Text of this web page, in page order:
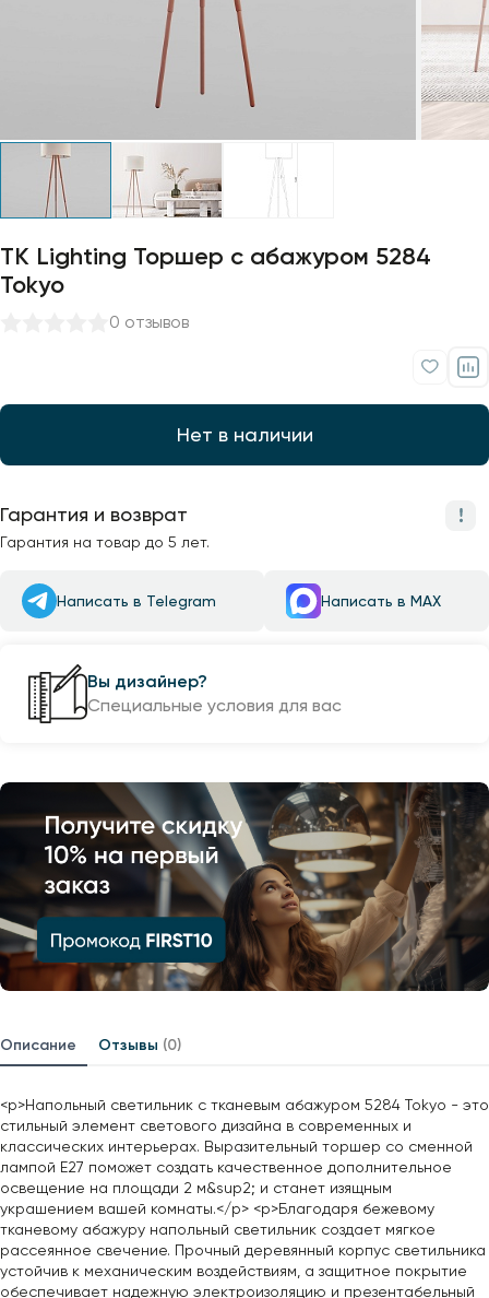
TK Lighting Торшер с абажуром 5284
Tokyo
0 отзывов
Нет в наличии
Гарантия и возврат
Гарантия на товар до 5 лет.
Написать в Telegram Написать в MAX
Вы дизайнер?
Специальные условия для вас
Описание Отзывы (0)
<p>Напольный светильник с тканевым абажуром 5284 Tokyo - это
стильный элемент светового дизайна в современных и
классических интерьерах. Выразительный торшер со сменной
лампой E27 поможет создать качественное дополнительное
освещение на площади 2 м&sup2; и станет изящным
украшением вашей комнаты.</p> <p>Благодаря бежевому
тканевому абажуру напольный светильник создает мягкое
рассеянное свечение. Прочный деревянный корпус светильника
устойчив к механическим воздействиям, а защитное покрытие
обеспечивает надежную электроизоляцию и презентабельный
Профили для ленты